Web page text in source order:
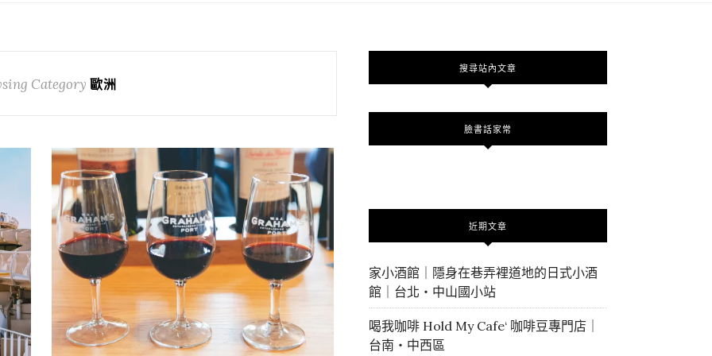
Category 歐洲
搜尋站內文章
臉書話家常
近期文章
家小酒館｜隱身在巷弄裡道地的日式小酒
館｜台北・中山國小站
喝我咖啡 Hold My Cafe‘ 咖啡豆專門店｜
台南・中西區